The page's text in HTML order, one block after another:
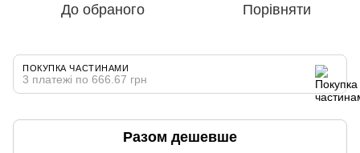
До обраного Порівняти
ПОКУПКА ЧАСТИНАМИ
3 платежі по 666.67 грн
Разом дешевше